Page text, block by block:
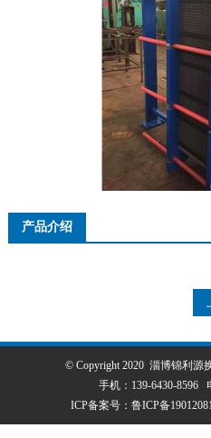
产品介绍
© Copyright 2020 淄博锦利源
手机： 139-6430-8596
ICP备案号：鲁ICP备